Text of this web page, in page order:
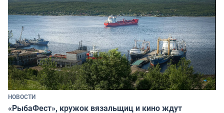
НОВОСТИ
«РыбаФест», кружок вязальщиц и кино ждут